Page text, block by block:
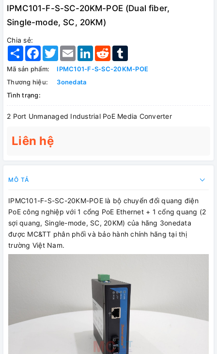
IPMC101-F-S-SC-20KM-POE (Dual fiber,
Single-mode, SC, 20KM)
Chia sẻ:
Share Facebook
TwitterEmail LinkedInReddit
Mã sản phẩm:
IPMC101-F-S-SC-20KM-POE
Thương hiệu:
3onedata
Tình trạng:
2 Port Unmanaged Industrial PoE Media Converter
Liên hệ
MÔ TẢ
IPMC101-F-S-SC-20KM-POE là bộ chuyển đổi quang điện
PoE công nghiệp với 1 cổng PoE Ethernet + 1 cổng quang (2
sợi quang, Single-mode, SC, 20KM) của hãng 3onedata
được MC&TT phân phối và bảo hành chính hãng tại thị
trường Việt Nam.